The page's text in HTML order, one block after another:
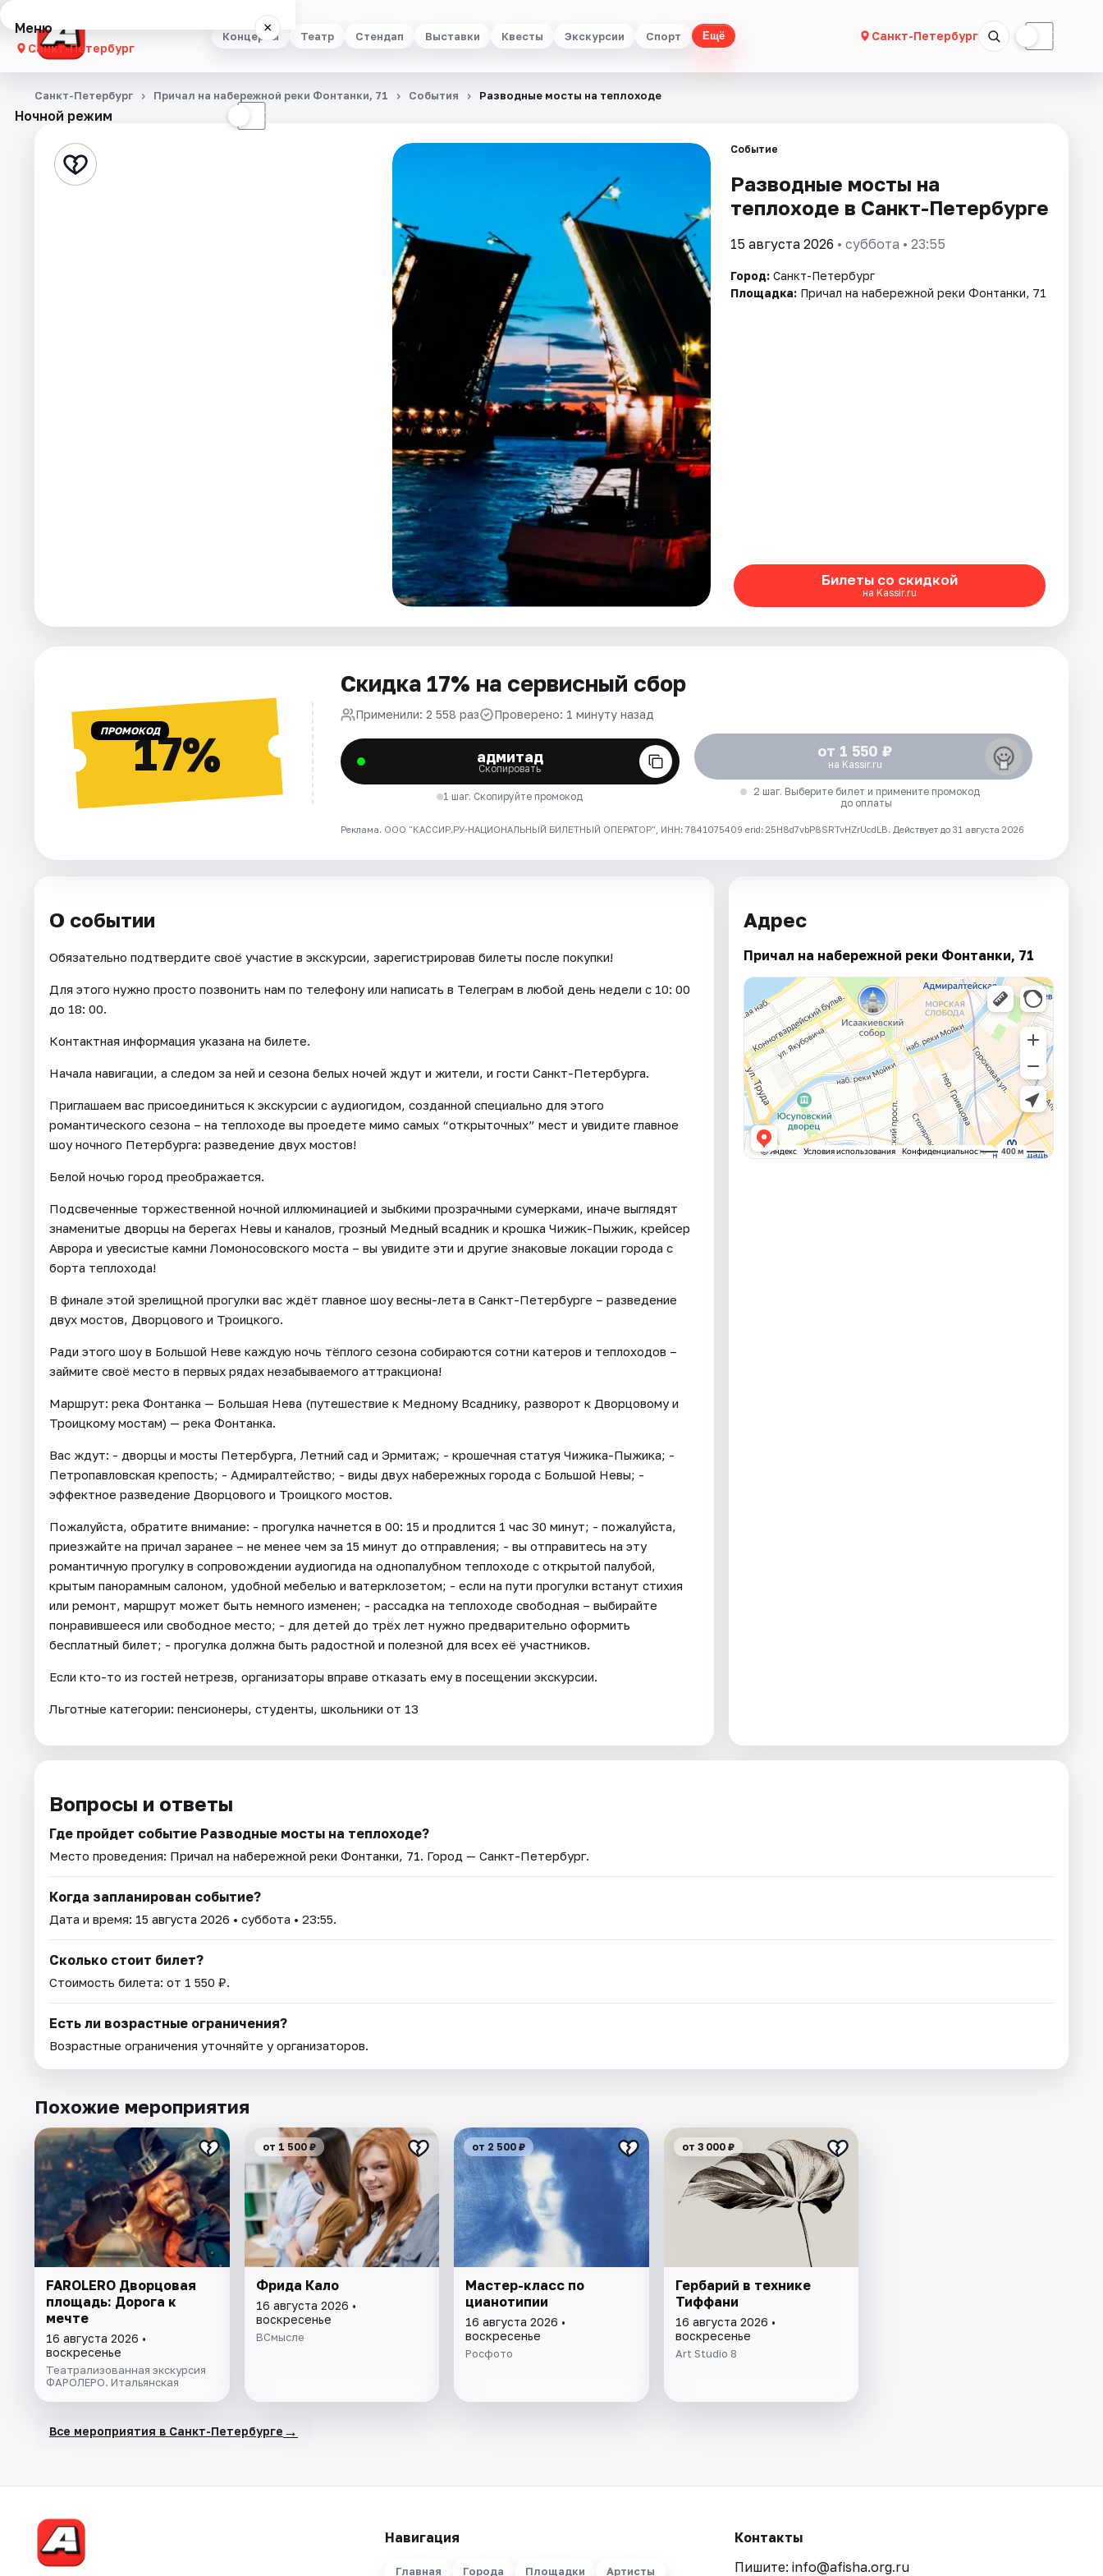
Концерты Театр Стендап Выставки Квесты Экскурсии Спорт Ещё Санкт-Петербург ☾
Меню ×
Санкт-Петербург
Концерты
Стендап
Ночной режим ☾
Санкт-Петербург Причал на набережной реки Фонтанки, 71 События Разводные мосты на теплоходе
Событие
Разводные мосты на
теплоходе в Санкт-Петербурге
15 августа 2026 • суббота • 23:55
Город: Санкт-Петербург
Площадка: Причал на набережной реки Фонтанки, 71
Билеты со скидкой
на Kassir.ru
ПРОМОКОД17%
Скидка 17% на сервисный сбор
Применили: 2 558 раз Проверено: 1 минуту назад
адмитад
Скопировать
1 шаг. Скопируйте промокод
от 1 550 ₽
на Kassir.ru
2 шаг. Выберите билет и примените промокод
до оплаты
Реклама. ООО "КАССИР.РУ-НАЦИОНАЛЬНЫЙ БИЛЕТНЫЙ ОПЕРАТОР", ИНН: 7841075409 erid: 25H8d7vbP8SRTvHZrUcdLB. Действует до 31 августа 2026
О событии
Обязательно подтвердите своё участие в экскурсии, зарегистрировав билеты после покупки!
Для этого нужно просто позвонить нам по телефону или написать в Телеграм в любой день недели с 10: 00
до 18: 00.
Контактная информация указана на билете.
Начала навигации, а следом за ней и сезона белых ночей ждут и жители, и гости Санкт-Петербурга.
Приглашаем вас присоединиться к экскурсии с аудиогидом, созданной специально для этого
романтического сезона – на теплоходе вы проедете мимо самых “открыточных” мест и увидите главное
шоу ночного Петербурга: разведение двух мостов!
Белой ночью город преображается.
Подсвеченные торжественной ночной иллюминацией и зыбкими прозрачными сумерками, иначе выглядят
знаменитые дворцы на берегах Невы и каналов, грозный Медный всадник и крошка Чижик-Пыжик, крейсер
Аврора и увесистые камни Ломоносовского моста – вы увидите эти и другие знаковые локации города с
борта теплохода!
В финале этой зрелищной прогулки вас ждёт главное шоу весны-лета в Санкт-Петербурге – разведение
двух мостов, Дворцового и Троицкого.
Ради этого шоу в Большой Неве каждую ночь тёплого сезона собираются сотни катеров и теплоходов –
займите своё место в первых рядах незабываемого аттракциона!
Маршрут: река Фонтанка — Большая Нева (путешествие к Медному Всаднику, разворот к Дворцовому и
Троицкому мостам) — река Фонтанка.
Вас ждут: - дворцы и мосты Петербурга, Летний сад и Эрмитаж; - крошечная статуя Чижика-Пыжика; -
Петропавловская крепость; - Адмиралтейство; - виды двух набережных города с Большой Невы; -
эффектное разведение Дворцового и Троицкого мостов.
Пожалуйста, обратите внимание: - прогулка начнется в 00: 15 и продлится 1 час 30 минут; - пожалуйста,
приезжайте на причал заранее – не менее чем за 15 минут до отправления; - вы отправитесь на эту
романтичную прогулку в сопровождении аудиогида на однопалубном теплоходе с открытой палубой,
крытым панорамным салоном, удобной мебелью и ватерклозетом; - если на пути прогулки встанут стихия
или ремонт, маршрут может быть немного изменен; - рассадка на теплоходе свободная – выбирайте
понравившееся или свободное место; - для детей до трёх лет нужно предварительно оформить
бесплатный билет; - прогулка должна быть радостной и полезной для всех её участников.
Если кто-то из гостей нетрезв, организаторы вправе отказать ему в посещении экскурсии.
Льготные категории: пенсионеры, студенты, школьники от 13
Адрес
Причал на набережной реки Фонтанки, 71
Вопросы и ответы
Где пройдет событие Разводные мосты на теплоходе?
Место проведения: Причал на набережной реки Фонтанки, 71. Город — Санкт-Петербург.
Когда запланирован событие?
Дата и время: 15 августа 2026 • суббота • 23:55.
Сколько стоит билет?
Стоимость билета: от 1 550 ₽.
Есть ли возрастные ограничения?
Возрастные ограничения уточняйте у организаторов.
Похожие мероприятия
FAROLERO Дворцовая
площадь: Дорога к
мечте
16 августа 2026 •
воскресенье
Театрализованная экскурсия
ФАРОЛЕРО. Итальянская
от 1 500 ₽
Фрида Кало
16 августа 2026 •
воскресенье
ВСмысле
от 2 500 ₽
Мастер-класс по
цианотипии
16 августа 2026 •
воскресенье
Росфото
от 3 000 ₽
Гербарий в технике
Тиффани
16 августа 2026 •
воскресенье
Art Studio 8
Все мероприятия в Санкт-Петербурге →
Навигация
Главная Города Площадки Артисты
Контакты
Пишите: info@afisha.org.ru